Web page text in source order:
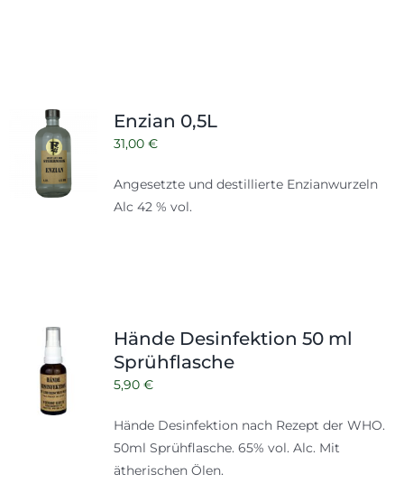
Enzian 0,5L
31,00 €
Angesetzte und destillierte Enzianwurzeln
Alc 42 % vol.
Hände Desinfektion 50 ml
Sprühflasche
5,90 €
Hände Desinfektion nach Rezept der WHO.
50ml Sprühflasche. 65% vol. Alc. Mit
ätherischen Ölen.